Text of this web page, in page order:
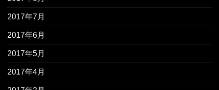
2017年7月
2017年6月
2017年5月
2017年4月